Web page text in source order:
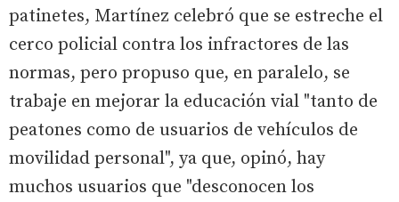
patinetes, Martínez celebró que se estreche el
cerco policial contra los infractores de las
normas, pero propuso que, en paralelo, se
trabaje en mejorar la educación vial "tanto de
peatones como de usuarios de vehículos de
movilidad personal", ya que, opinó, hay
muchos usuarios que "desconocen los